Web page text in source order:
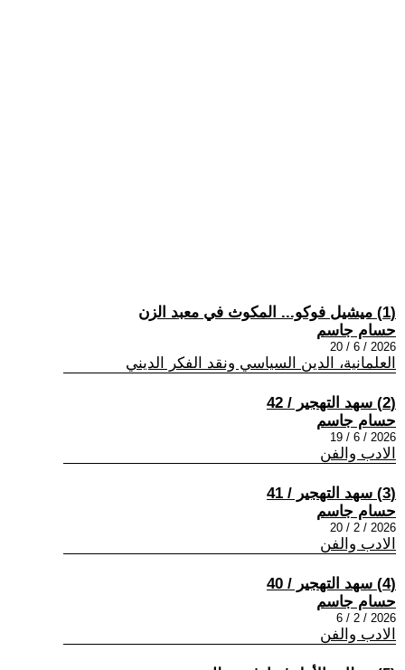
(1) ميشيل فوكو... المكوث في معبد الزن
حسام جاسم
2026 / 6 / 20
العلمانية، الدين السياسي ونقد الفكر الديني
(2) سهد التهجير / 42
حسام جاسم
2026 / 6 / 19
الادب والفن
(3) سهد التهجير / 41
حسام جاسم
2026 / 2 / 20
الادب والفن
(4) سهد التهجير / 40
حسام جاسم
2026 / 2 / 6
الادب والفن